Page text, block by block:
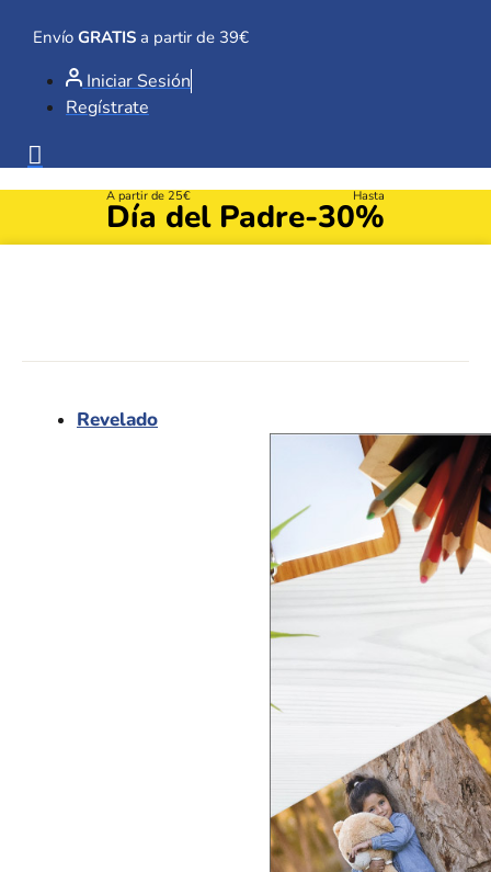
contenido
Envío GRATIS a partir de 39€
Iniciar Sesión
Regístrate
A partir de 25€
Día del Padre
Hasta
-30%
Revelado